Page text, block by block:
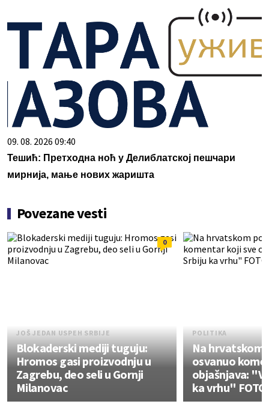
09. 08. 2026 09:40
Тешић: Претходна ноћ у Делиблатској пешчари
мирнија, мање нових жаришта
Povezane vesti
0
JOŠ JEDAN USPEH SRBIJE
Blokaderski mediji tuguju:
Hromos gasi proizvodnju u
Zagrebu, deo seli u Gornji
Milanovac
POLITIKA
Na hrvatskom
osvanuo
objašnjava:
ka vrhu" FOTO